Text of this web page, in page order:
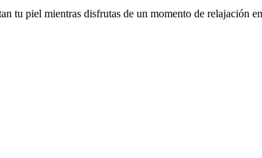
tu piel mientras disfrutas de un momento de relajación